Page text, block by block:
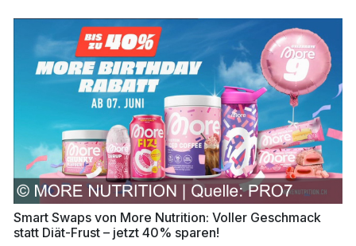
Smart Swaps von More Nutrition: Voller Geschmack
statt Diät-Frust – jetzt 40% sparen!